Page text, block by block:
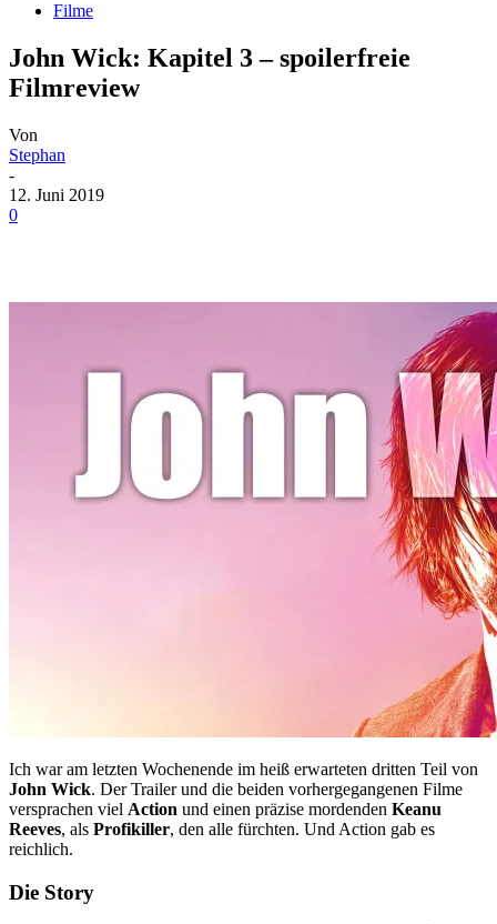
Filme
John Wick: Kapitel 3 – spoilerfreie
Filmreview
Von
Stephan
-
12. Juni 2019
0
Ich war am letzten Wochenende im heiß erwarteten dritten Teil von
John Wick. Der Trailer und die beiden vorhergegangenen Filme
versprachen viel Action und einen präzise mordenden Keanu
Reeves, als Profikiller, den alle fürchten. Und Action gab es
reichlich.
Die Story